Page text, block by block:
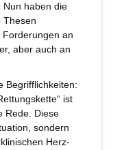
Nun haben die
Thesen
an
aber auch an
Begrifflichkeiten:
ist
Rede. Diese
sondern
Herz-